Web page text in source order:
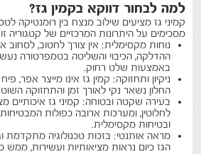
למה לבחור דווקא בקמין גז?
קמיני גז מציעים שילוב מנצח בין רומנטיקה
מסכימים על היתרונות המרכזיים של קטגוריה
נוחות מקסימלית: אין צורך לחטוב, לסחוב
ההדלקה, הכיבוי והשליטה בטמפרטורה
באמצעות שלט רחוק.
ניקיון ותחזוקה: קמין גז אינו מייצר אפר,
החלון נשאר נקי לאורך זמן והתחזוקה
בעירה שקטה ובטוחה: קמיני גז איכותיים
לחלוטין, ומערכות ארובה כפולות
ובטיחות מקסימלית.
מראה אותנטי: בזכות טכנולוגיה מתקדמת
הגז כיום נראות מציאותיות ועשירות, ממש